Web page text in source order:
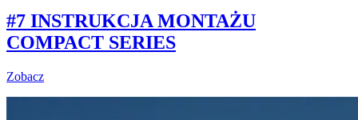
#7 INSTRUKCJA MONTAŻU
COMPACT SERIES
Zobacz